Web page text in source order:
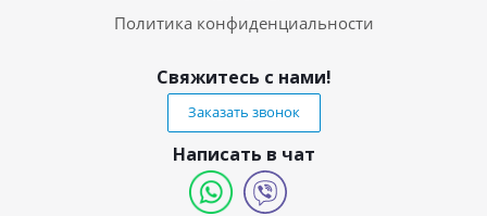
Политика конфиденциальности
Свяжитесь с нами!
Заказать звонок
Написать в чат